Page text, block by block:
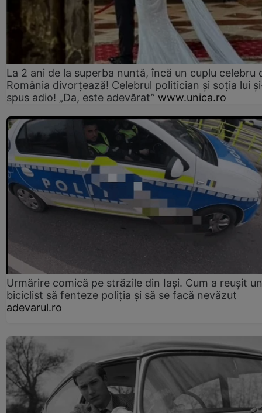
La 2 ani de la superba nuntă, încă un cuplu celebru
România divorțează! Celebrul politician și soția lui
spus adio! „Da, este adevărat” www.unica.ro
Urmărire comică pe străzile din Iași. Cum a reușit un
biciclist să fenteze poliția și să se facă nevăzut
adevarul.ro